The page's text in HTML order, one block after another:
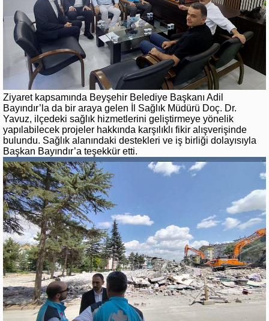
Ziyaret kapsamında Beyşehir Belediye Başkanı Adil
Bayındır’la da bir araya gelen İl Sağlık Müdürü Doç. Dr.
Yavuz, ilçedeki sağlık hizmetlerini geliştirmeye yönelik
yapılabilecek projeler hakkında karşılıklı fikir alışverişinde
bulundu. Sağlık alanındaki destekleri ve iş birliği dolayısıyla
Başkan Bayındır’a teşekkür etti.